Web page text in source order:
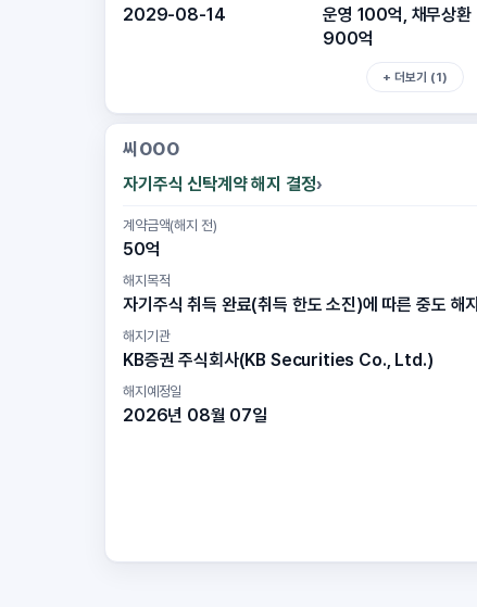
2029-08-14
운영 100억, 채무상환
900억
+ 더보기 (1)
씨OOO
자기주식 신탁계약 해지 결정
계약금액(해지 전)
50억
해지목적
자기주식 취득 완료(취득 한도 소진)에 따른 중도 해지
해지기관
KB증권 주식회사(KB Securities Co., Ltd.)
해지예정일
2026년 08월 07일